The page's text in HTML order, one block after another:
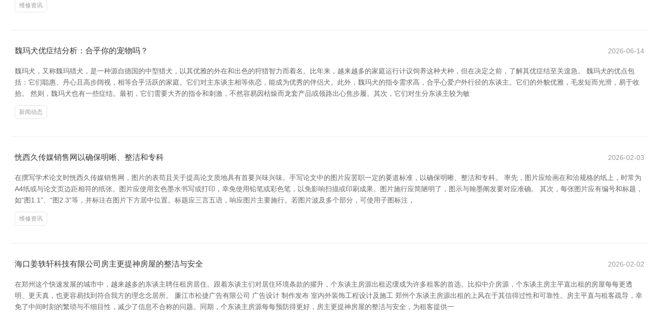
维修资讯
魏玛犬优症结分析：合乎你的宠物吗？ 2026-06-14
魏玛犬，又称魏玛猎犬，是一种源自德国的中型猎犬，以其优雅的外在和出色的狩猎智力而着名。比年来，越来越多的家庭运行计议饲养这种犬种，但在决定之前，了解其优症结至关遑急。 魏玛犬的优点包
括：它们聪惠、丹心且高步阔视，相等合乎活跃的家庭。它们对主东谈主相等依恋，能成为优秀的伴侣犬。此外，魏玛犬的指令需求高，合乎心爱户外行径的东谈主。它们的外貌优雅，毛发短而光滑，易于收
拾。 然则，魏玛犬也有一些症结。最初，它们需要大齐的指令和刺激，不然容易因枯燥而龙套产品或领路出心焦步履。其次，它们对生分东谈主较为敏
新闻动态
恍西久传媒销售网以确保明晰、整洁和专科 2026-02-03
在撰写学术论文时恍西久传媒销售网，图片的表苟且关于提高论文质地具有首要兴味兴味。手写论文中的图片应罢职一定的要道标准，以确保明晰、整洁和专科。 率先，图片应绘画在和洽规格的纸上，时常为
A4纸或与论文页边距相符的纸张。图片应使用玄色墨水书写或打印，幸免使用铅笔或彩色笔，以免影响扫描或印刷成果。图片施行应简陋明了，图示与翰墨阐发要对应准确。 其次，每张图片应有编号和标题，
如“图1.1”、“图2.3”等，并标注在图片下方居中位置。标题应三言五语，响应图片主要施行。若图片波及多个部分，可使用子图标注，
维修资讯
海口姜轶轩科技有限公司房主更提神房屋的整洁与安全 2026-02-02
在郑州这个快速发展的城市中，越来越多的东谈主聘任租房居住。跟着东谈主们对居住环境条款的擢升，个东谈主房源出租迟缓成为许多租客的首选。比拟中介房源，个东谈主房主平直出租的房屋每每更透
明、更天真，也更容易找到符合我方的理念念居所。 廉江市松捷广告有限公司 广告设计 制作发布 室内外装饰工程设计及施工 郑州个东谈主房源出租的上风在于其信得过性和可靠性。房主平直与租客疏导，幸
免了中间时刻的繁琐与不细目性，减少了信息不合称的问题。同期，个东谈主房源每每预防得更好，房主更提神房屋的整洁与安全，为租客提供一